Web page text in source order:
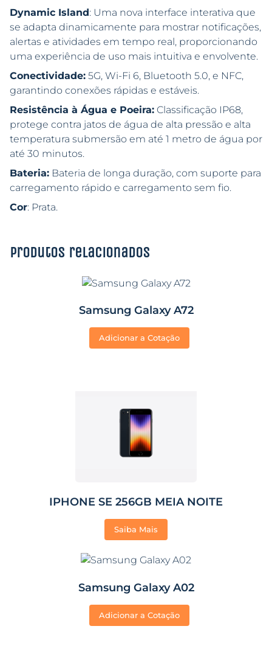
Dynamic Island: Uma nova interface interativa que
se adapta dinamicamente para mostrar notificações,
alertas e atividades em tempo real, proporcionando
uma experiência de uso mais intuitiva e envolvente.
Conectividade: 5G, Wi-Fi 6, Bluetooth 5.0, e NFC,
garantindo conexões rápidas e estáveis.
Resistência à Água e Poeira: Classificação IP68,
protege contra jatos de água de alta pressão e alta
temperatura submersão em até 1 metro de água por
até 30 minutos.
Bateria: Bateria de longa duração, com suporte para
carregamento rápido e carregamento sem fio.
Cor: Prata.
Produtos relacionados
Samsung Galaxy A72
Adicionar a Cotação
IPHONE SE 256GB MEIA NOITE
Saiba Mais
Samsung Galaxy A02
Adicionar a Cotação